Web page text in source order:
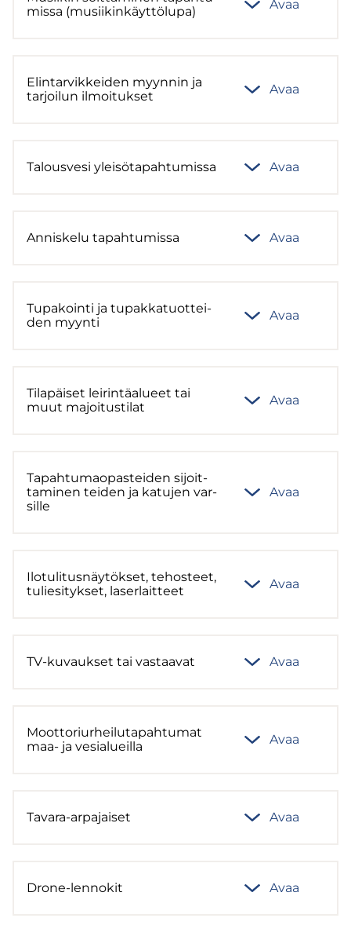
mis­sa (musii­kin­käyt­tö­lu­pa)
Avaa
Elin­tar­vik­kei­den myyn­nin ja
tar­joi­lun il­moi­tuk­set
Avaa
Ta­lous­ve­si ylei­sö­ta­pah­tu­mis­sa Avaa
An­nis­ke­lu ta­pah­tu­mis­sa Avaa
Tu­pa­koin­ti ja tu­pak­ka­tuot­tei­
den myyn­ti
Avaa
Ti­la­päi­set lei­rin­tä­alu­eet tai
muut ma­joi­tus­ti­lat
Avaa
Ta­pah­tu­mao­pas­tei­den si­joit­
ta­mi­nen tei­den ja ka­tu­jen var­
sil­le
Avaa
Ilo­tu­li­tus­näy­tök­set, te­hos­teet,
tu­lie­si­tyk­set, la­ser­lait­teet
Avaa
TV-​kuvaukset tai vas­taa­vat Avaa
Moot­to­riur­hei­lu­ta­pah­tu­mat
maa- ja ve­sia­lueil­la
Avaa
Tavara-​arpajaiset Avaa
Drone-​lennokit Avaa